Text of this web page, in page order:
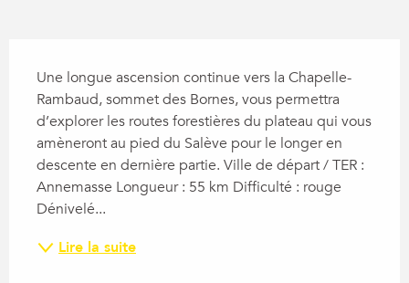
Une longue ascension continue vers la Chapelle-
Rambaud, sommet des Bornes, vous permettra
d’explorer les routes forestières du plateau qui vous
amèneront au pied du Salève pour le longer en
descente en dernière partie. Ville de départ / TER :
Annemasse Longueur : 55 km Difficulté : rouge
Dénivelé...
Lire la suite